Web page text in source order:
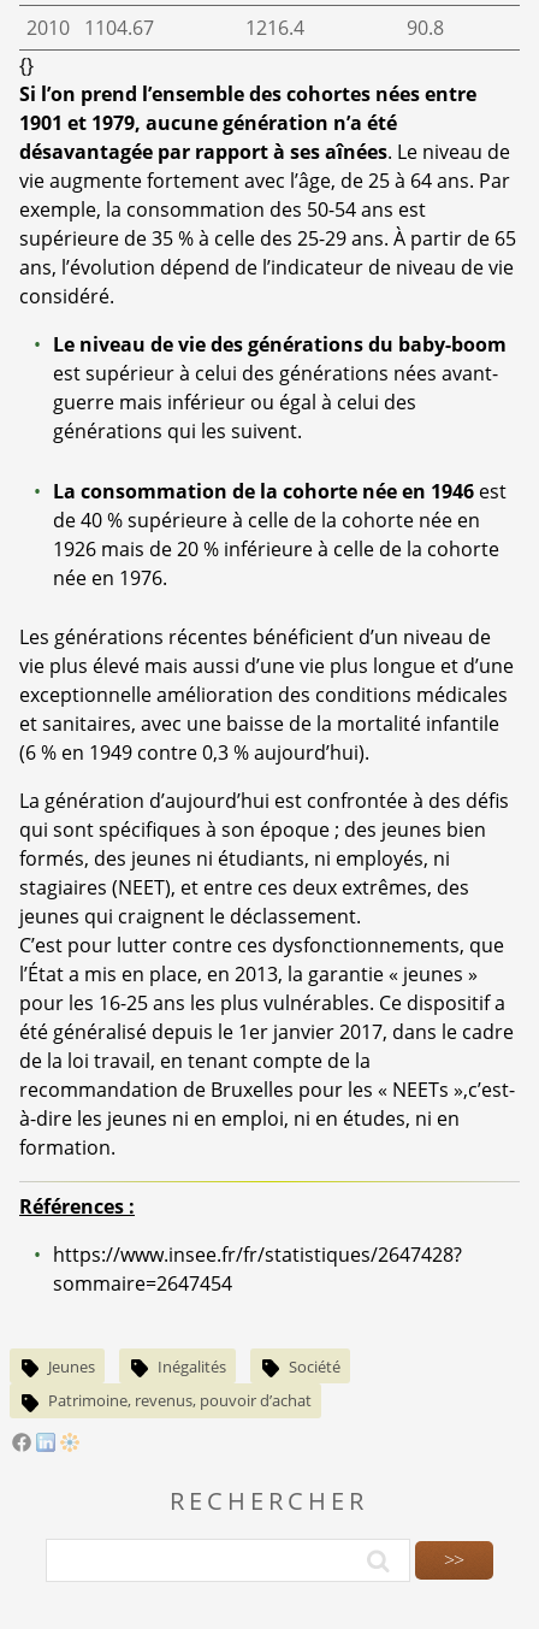
2010 1104.67 1216.4
90.8
{}
Si l’on prend l’ensemble des cohortes nées entre
1901 et 1979, aucune génération n’a été
désavantagée par rapport à ses aînées. Le niveau de
vie augmente fortement avec l’âge, de 25 à 64 ans. Par
exemple, la consommation des 50-54 ans est
supérieure de 35 % à celle des 25-29 ans. À partir de 65
ans, l’évolution dépend de l’indicateur de niveau de vie
considéré.
Le niveau de vie des générations du baby-boom
est supérieur à celui des générations nées avant-
guerre mais inférieur ou égal à celui des
générations qui les suivent.
La consommation de la cohorte née en 1946 est
de 40 % supérieure à celle de la cohorte née en
1926 mais de 20 % inférieure à celle de la cohorte
née en 1976.
Les générations récentes bénéficient d’un niveau de
vie plus élevé mais aussi d’une vie plus longue et d’une
exceptionnelle amélioration des conditions médicales
et sanitaires, avec une baisse de la mortalité infantile
(6 % en 1949 contre 0,3 % aujourd’hui).
La génération d’aujourd’hui est confrontée à des défis
qui sont spécifiques à son époque ; des jeunes bien
formés, des jeunes ni étudiants, ni employés, ni
stagiaires (NEET), et entre ces deux extrêmes, des
jeunes qui craignent le déclassement.
C’est pour lutter contre ces dysfonctionnements, que
l’État a mis en place, en 2013, la garantie « jeunes »
pour les 16-25 ans les plus vulnérables. Ce dispositif a
été généralisé depuis le 1er janvier 2017, dans le cadre
de la loi travail, en tenant compte de la
recommandation de Bruxelles pour les « NEETs »,c’est-
à-dire les jeunes ni en emploi, ni en études, ni en
formation.
Références :
https://www.insee.fr/fr/statistiques/2647428?
sommaire=2647454
Jeunes Inégalités
Société
Patrimoine, revenus, pouvoir d’achat
RECHERCHER